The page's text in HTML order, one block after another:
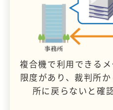
複合機で利用できる
限度があり、裁判所
所に戻らないと確